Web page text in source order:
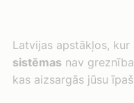
Latvijas apstākļos,
sistēmas nav
kas aizsargās jūsu